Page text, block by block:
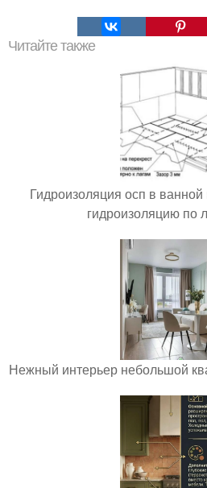
Читайте также
Гидроизоляция осп в ванной
гидроизоляцию по
Нежный интерьер небольшой